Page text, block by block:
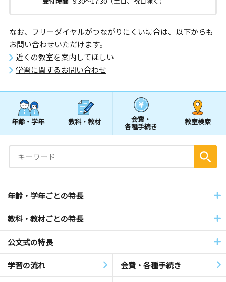
なお、フリーダイヤルがつながりにくい場合は、以下からも
お問い合わせいただけます。
近くの教室を案内してほしい
学習に関するお問い合わせ
年齢・学年 教科・教材 会費・
各種手続き
教室検索
年齢・学年ごとの特長
教科・教材ごとの特長
公文式の特長
学習の流れ 会費・各種手続き